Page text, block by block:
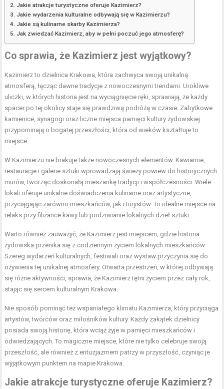
Jakie atrakcje turystyczne oferuje Kazimierz?
Jakie wydarzenia kulturalne odbywają się w Kazimierzu?
Jakie są kulinarne skarby Kazimierza?
Jak zwiedzać Kazimierz, aby w pełni poczuć jego atmosferę?
Co sprawia, że Kazimierz jest wyjątkowy?
Kazimierz to dzielnica Krakowa, która zachwyca swoją unikalną
atmosferą, łącząc dawne tradycje z nowoczesnymi trendami. Urokliwe
uliczki, w których historia jest na wyciągnięcie ręki, sprawiają, że każdy
spacer po tej okolicy staje się prawdziwą podróżą w czasie. Zabytkowe
kamienice, synagogi oraz liczne miejsca pamięci kultury żydowskiej
przypominają o bogatej przeszłości, która od wieków kształtuje to
miejsce.
W Kazimierzu nie brakuje także nowoczesnych elementów. Kawiarnie,
restauracje i galerie sztuki wprowadzają świeży powiew do historycznych
murów, tworząc doskonałą mieszankę tradycji i współczesności. Wiele
lokali oferuje unikalne doświadczenia kulinarne oraz artystyczne,
przyciągając zarówno mieszkańców, jak i turystów. To idealne miejsce na
relaks przy filiżance kawy lub podziwianie lokalnych dzieł sztuki.
Warto również zauważyć, że Kazimierz jest miejscem, gdzie historia
żydowska przenika się z codziennym życiem lokalnych mieszkańców.
Szereg wydarzeń kulturalnych, festiwali oraz wystaw przyczynia się do
ożywienia tej unikalnej atmosfery. Otwarta przestrzeń, w której odbywają
się różne aktywności, sprawia, że Kazimierz tętni życiem przez cały rok,
stając się sercem kulturalnym Krakowa.
Nie sposób pominąć też wspaniałego klimatu Kazimierza, który przyciąga
artystów, twórców oraz miłośników kultury. Każdy zakątek dzielnicy
posiada swoją historię, która wciąż żyje w pamięci mieszkańców i
odwiedzających. To magiczne miejsce, które nie tylko celebruje swoją
przeszłość, ale również z entuzjazmem patrzy w przyszłość, czyniąc je
wyjątkowym punktem na mapie Krakowa.
Jakie atrakcje turystyczne oferuje Kazimierz?